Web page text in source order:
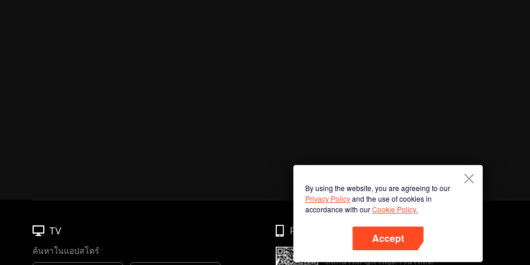
By using the website, you are agreeing to our
Privacy Policyand the use of cookies in
accordance with ourCookie Policy.
Accept
TV
ค้นหาในแอปสโตร์
Phone
สแกนรหัส QR เพื่อดาวน์โหลด